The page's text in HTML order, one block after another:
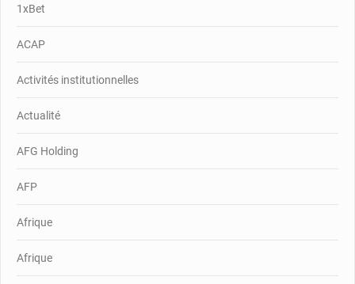
1xBet
ACAP
Activités institutionnelles
Actualité
AFG Holding
AFP
Afrique
Afrique